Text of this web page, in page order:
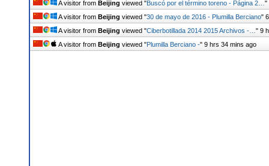
A visitor from Beijing viewed "Buscó por el término toreno - Página 2… "
A visitor from Beijing viewed "30 de mayo de 2016 - Plumilla Berciano"
A visitor from Beijing viewed "Ciberbotillada 2014 2015 Archivos -… " 9
A visitor from Beijing viewed "Plumilla Berciano -" 9 hrs 34 mins ago